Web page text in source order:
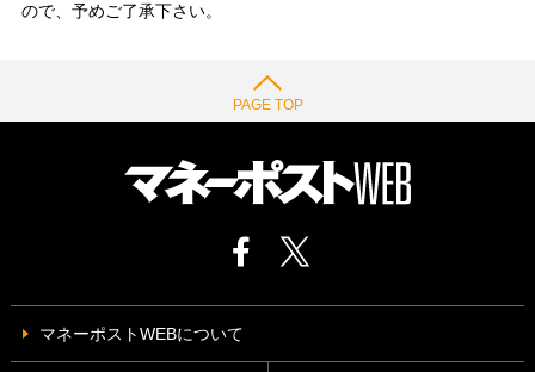
ので、予めご了承下さい。
PAGE TOP
マネーポストWEBについて